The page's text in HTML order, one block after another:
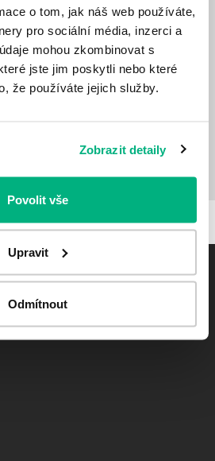
o tom, jak náš web používáte,
pro sociální média, inzerci a
mohou zkombinovat s
jste jim poskytli nebo které
že používáte jejich služby.
Zobrazit detaily
Povolit vše
Upravit
Odmítnout
Urológia a cievkovanie
Rýchly kontakt
+420 271 091 111
| Všetky práva vyhradené